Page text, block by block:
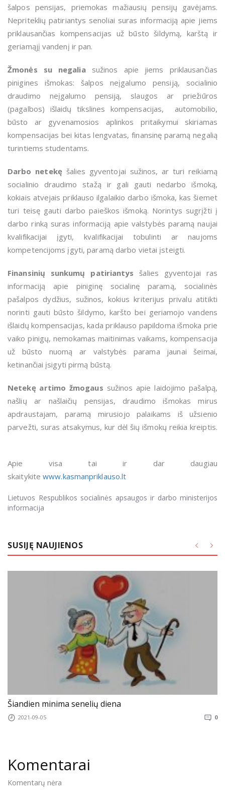
šalpos pensijas, priemokas mažiausių pensijų gavėjams.
Nepriteklių patiriantys senoliai suras informaciją apie jiems
priklausančias kompensacijas už būsto šildymą, karštą ir
geriamąjį vandenį ir pan.
Žmonės su negaliasužinos apie jiems priklausančias
pinigines išmokas: šalpos neįgalumo pensiją, socialinio
draudimo neįgalumo pensiją, slaugos ar priežiūros
(pagalbos) išlaidų tikslines kompensacijas, automobilio,
būsto ar gyvenamosios aplinkos pritaikymui skiriamas
kompensacijas bei kitas lengvatas, finansinę paramą negalią
turintiems studentams.
Darbo netekę šalies gyventojai sužinos, ar turi reikiamą
socialinio draudimo stažą ir gali gauti nedarbo išmoką,
kokiais atvejais priklauso ilgalaikio darbo išmoka, kas šiemet
turi teisę gauti darbo paieškos išmoką. Norintys sugrįžti į
darbo rinką suras informaciją apie valstybės paramą naujai
kvalifikacijai įgyti, kvalifikacijai tobulinti ar naujoms
kompetencijoms įgyti, paramą darbo vietai įsteigti.
Finansinių sunkumų patiriantys
šalies gyventojai ras
informaciją apie piniginę socialinę paramą, socialinės
pašalpos dydžius, sužinos, kokius kriterijus privalu atitikti
norinti gauti būsto šildymo, karšto bei geriamojo vandens
išlaidų kompensacijas, kada priklauso papildoma išmoka prie
vaiko pinigų, nemokamas maitinimas vaikams, kompensacija
už būsto nuomą ar valstybės parama jaunai šeimai,
ketinančiai įsigyti pirmą būstą.
Netekę artimo žmogaus sužinos apie laidojimo pašalpą,
našlių ar našlaičių pensijas, draudimo išmokas mirus
apdraustajam, paramą mirusiojo palaikams iš užsienio
parvežti, suras atsakymus, kur dėl šių išmokų reikia kreiptis.
Apie visa tai ir dar daugiau
skaitykite www.kasmanpriklauso.lt
Lietuvos Respublikos socialinės apsaugos ir darbo ministerijos
informacija
SUSIJĘ NAUJIENOS
Šiandien minima senelių diena
2021-09-05 0
Komentarai
Komentarų nėra